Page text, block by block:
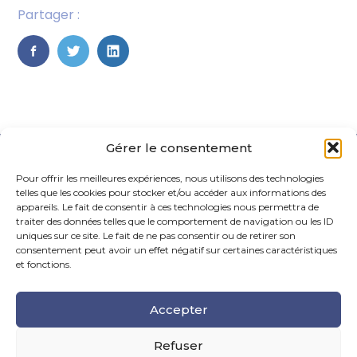
Gérer le consentement
Pour offrir les meilleures expériences, nous utilisons des technologies
telles que les cookies pour stocker et/ou accéder aux informations des
appareils. Le fait de consentir à ces technologies nous permettra de
traiter des données telles que le comportement de navigation ou les ID
uniques sur ce site. Le fait de ne pas consentir ou de retirer son
consentement peut avoir un effet négatif sur certaines caractéristiques
et fonctions.
Accepter
Refuser
Partager :
FaceBook
TwitterLinkedIn
Footer
Principale
La Maison Des Conseils – 6 Rue Maurice Caunes, 31200
Toulouse